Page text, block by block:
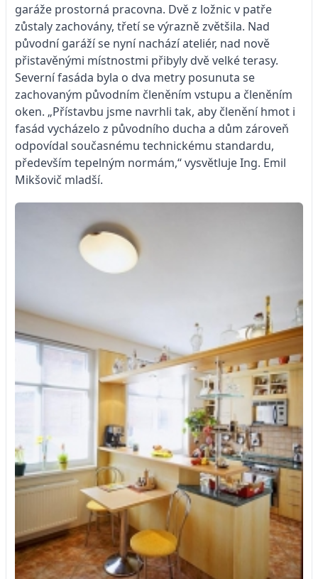
garáže prostorná pracovna. Dvě z ložnic v patře
zůstaly zachovány, třetí se výrazně zvětšila. Nad
původní garáží se nyní nachází ateliér, nad nově
přistavěnými místnostmi přibyly dvě velké terasy.
Severní fasáda byla o dva metry posunuta se
zachovaným původním členěním vstupu a členěním
oken. „Přístavbu jsme navrhli tak, aby členění hmot i
fasád vycházelo z původního ducha a dům zároveň
odpovídal současnému technickému standardu,
především tepelným normám,“ vysvětluje Ing. Emil
Mikšovič mladší.